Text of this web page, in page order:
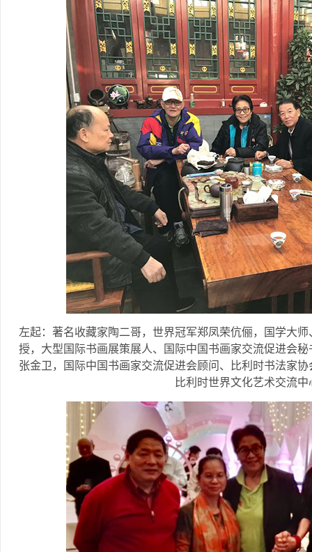
左起：著名收藏家陶二哥，世界冠军郑凤荣伉俪，国学大
授，大型国际书画展策展人、国际中国书画家交流促进会
张金卫，国际中国书画家交流促进会顾问、比利时书法家
比利时世界文化艺术交流